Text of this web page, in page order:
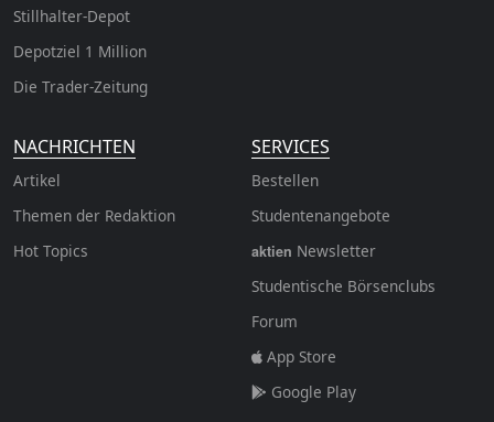
Stillhalter-Depot
Depotziel 1 Million
Die Trader-Zeitung
NACHRICHTEN
Artikel
Themen der Redaktion
Hot Topics
SERVICES
Bestellen
Studentenangebote
aktien Newsletter
Studentische Börsenclubs
Forum
App Store
Google Play